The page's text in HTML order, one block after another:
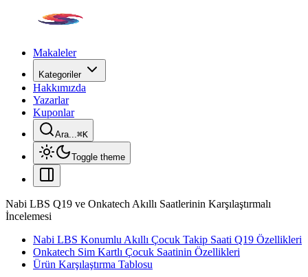
Makaleler
Kategoriler
Hakkımızda
Yazarlar
Kuponlar
Ara...⌘K
Toggle theme
Nabi LBS Q19 ve Onkatech Akıllı Saatlerinin Karşılaştırmalı
İncelemesi
Nabi LBS Konumlu Akıllı Çocuk Takip Saati Q19 Özellikleri
Onkatech Sim Kartlı Çocuk Saatinin Özellikleri
Ürün Karşılaştırma Tablosu